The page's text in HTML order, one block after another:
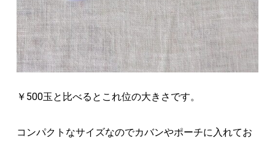
￥500玉と比べるとこれ位の大きさです。
コンパクトなサイズなのでカバンやポーチに入れてお